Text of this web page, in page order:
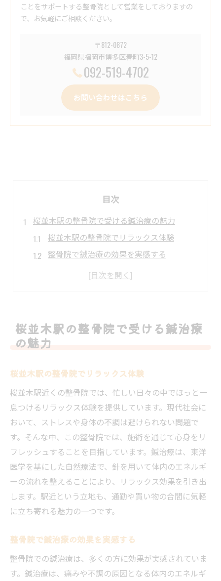
ことをサポートする整骨院として営業をしておりますの
で、お気軽にご相談ください。
〒812-0872
福岡県福岡市博多区春町3-5-12
092-519-4702
お問い合わせはこちら
目次
桜並木駅の整骨院で受ける鍼治療の魅力
桜並木駅の整骨院でリラックス体験
整骨院で鍼治療の効果を実感する
駅近整骨院での鍼治療が人気の理由
桜並木駅の整骨院で心身をリフレッシュ
整骨院での鍼治療が桜並木駅で人気の理由
整骨院での鍼治療が人気の秘密
桜並木駅の整骨院で手軽にケア
整骨院での鍼治療の効果を最大化
桜並木駅の整骨院での安心施術
リラックスできる整骨院の選び方
桜並木駅近くの整骨院で鍼治療を体験しよう
整骨院で鍼治療を試す理由とは
桜並木駅近くの整骨院体験談
整骨院での鍼治療の始め方ガイド
整骨院での鍼治療を安心して始める
駅近整骨院でのリラクゼーション
鍼治療で整骨院の効果を最大限に引き出す
桜並木駅の整骨院で受ける鍼治療
の魅力
桜並木駅の整骨院でリラックス体験
桜並木駅近くの整骨院では、忙しい日々の中でほっと一
息つけるリラックス体験を提供しています。現代社会に
おいて、ストレスや身体の不調は避けられない問題で
す。そんな中、この整骨院では、施術を通じて心身をリ
フレッシュすることを目指しています。鍼治療は、東洋
医学を基にした自然療法で、針を用いて体内のエネルギ
ーの流れを整えることにより、リラックス効果を引き出
します。駅近という立地も、通勤や買い物の合間に気軽
に立ち寄れる魅力の一つです。
整骨院で鍼治療の効果を実感する
整骨院での鍼治療は、多くの方に効果が実感されていま
す。鍼治療は、痛みや不調の原因となる体内のエネルギ